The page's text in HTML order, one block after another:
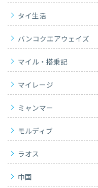
タイ生活
バンコクエアウェイズ
マイル・搭乗記
マイレージ
ミャンマー
モルディブ
ラオス
中国